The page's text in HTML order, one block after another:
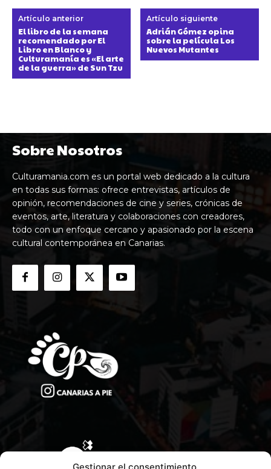
Artículo anterior
El libro de la semana
recomendado por El
Libro en Blanco y
Culturamanía es «El arte
de la guerra» de Sun Tzu
Artículo siguiente
Adrián Gómez opina
sobre la película Los
Nuevos Mutantes
Sobre Nosotros
Culturamania.com es un portal web dedicado a la cultura
en todas sus formas: ofrece entrevistas, artículos de
opinión, recomendaciones de cine y series, crónicas de
eventos, arte, literatura y colaboraciones con creadores,
todo con un enfoque cercano y apasionado por la escena
cultural contemporánea en Canarias.